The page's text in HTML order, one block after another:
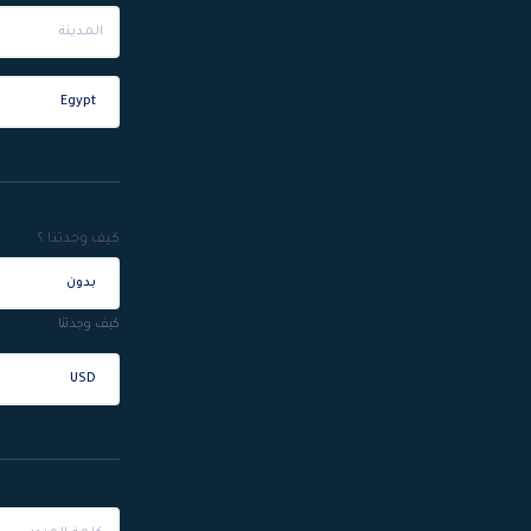
كيف وجدتنا ؟
كيف وجدتنا